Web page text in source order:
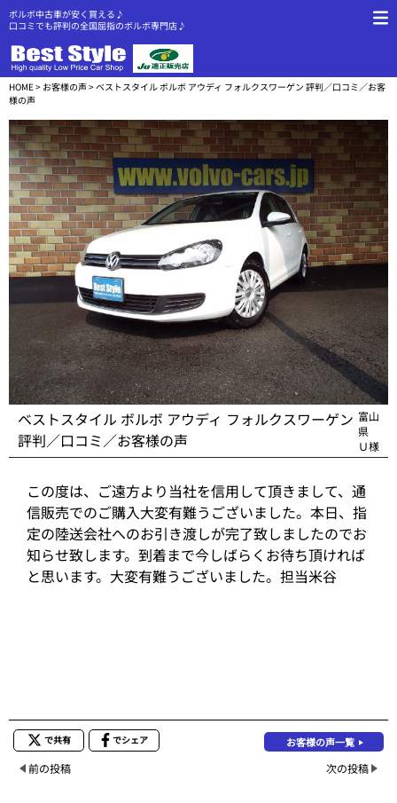
ボルボ中古車が安く買える♪
口コミでも評判の全国屈指のボルボ専門店♪
HOME> お客様の声> ベストスタイル ボルボ アウディ フォルクスワーゲン 評判／口コミ／お客
様の声
ベストスタイル ボルボ アウディ フォルクスワーゲン
評判／口コミ／お客様の声
富山
県
Ｕ様
この度は、ご遠方より当社を信用して頂きまして、通
信販売でのご購入大変有難うございました。本日、指
定の陸送会社へのお引き渡しが完了致しましたのでお
知らせ致します。到着まで今しばらくお待ち頂ければ
と思います。大変有難うございました。担当米谷
で共有 でシェア お客様の声一覧
前の投稿 次の投稿